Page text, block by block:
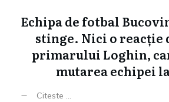
Echipa de fotbal
stinge. Nici o reacție
primarului Loghin,
mutarea echipei
Citeste ...